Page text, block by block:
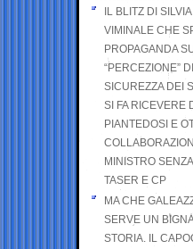
IL BLITZ DI
VIMINALE CHE
PROPAGANDA
“PERCEZIONE”
SICUREZZA DEI
SI FA RICEVERE
PIANTEDOSI E
MINISTRO
TASER E CP
MA CHE
SERVE UN
STORIA. IL